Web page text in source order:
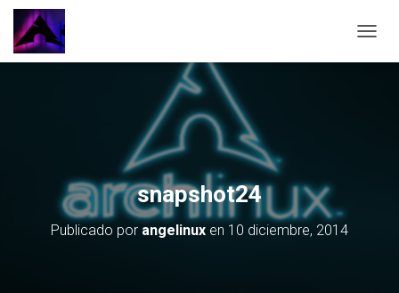
snapshot24
Publicado por angelinux en 10 diciembre, 2014